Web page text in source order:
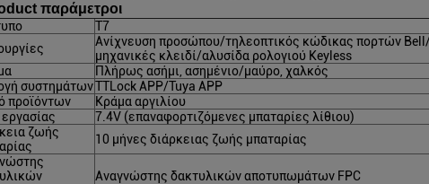
παράμετροι
T7
Ανίχνευση προσώπου/τηλεοπτικός κώδικας πορτών
μηχανικές κλειδί/αλυσίδα ρολογιού Keyless
Πλήρως ασήμι, ασημένιο/μαύρο, χαλκός
συστημάτωνTTLock APP/Tuya APP
προϊόντων
Κράμα αργιλίου
7.4V (επαναφορτιζόμενες μπαταρίες λίθιου)
ζωής
10 μήνες διάρκειας ζωής μπαταρίας
Αναγνώστης δακτυλικών αποτυπωμάτων FPC